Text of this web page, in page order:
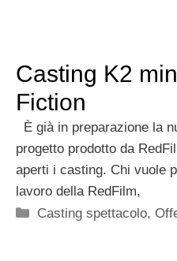
Casting K2
Fiction
È già in preparazione la
progetto prodotto da
aperti i casting. Chi vuole
lavoro della RedFilm,
Categorie
Casting spettacolo,